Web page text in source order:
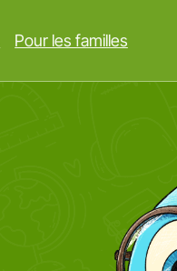
Pour les familles